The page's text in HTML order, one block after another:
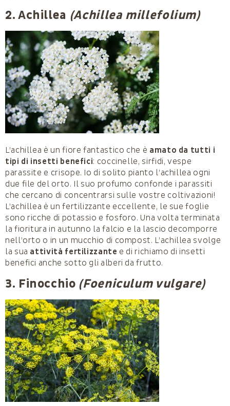
2. Achillea (Achillea millefolium)
L’achillea è un fiore fantastico che è amato da tutti i
tipi di insetti benefici: coccinelle, sirfidi, vespe
parassite e crisope. Io di solito pianto l’achillea ogni
due file del orto. Il suo profumo confonde i parassiti
che cercano di concentrarsi sulle vostre coltivazioni!
L’achillea è un fertilizzante eccellente, le sue foglie
sono ricche di potassio e fosforo. Una volta terminata
la fioritura in autunno la falcio e la lascio decomporre
nell’orto o in un mucchio di compost. L’achillea svolge
la sua attività fertilizzante e di richiamo di insetti
benefici anche sotto gli alberi da frutto.
3. Finocchio (Foeniculum vulgare)